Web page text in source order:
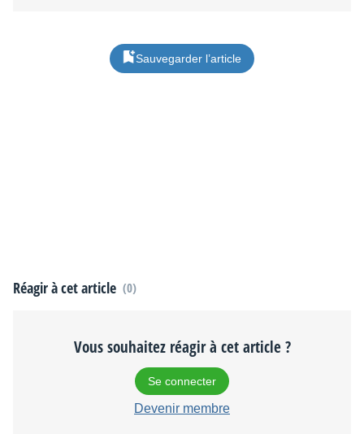
Sauvegarder l’article
Réagir à cet article (0)
Vous souhaitez réagir à cet article ?
Se connecter
Devenir membre